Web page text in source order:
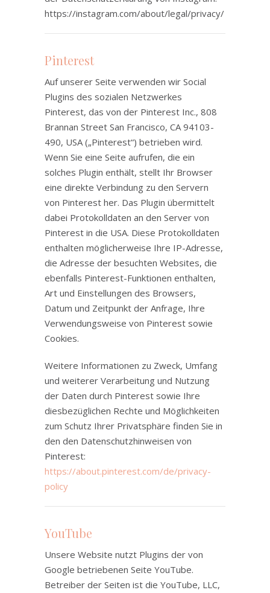
https://instagram.com/about/legal/privacy/
Pinterest
Auf unserer Seite verwenden wir Social
Plugins des sozialen Netzwerkes
Pinterest, das von der Pinterest Inc., 808
Brannan Street San Francisco, CA 94103-
490, USA („Pinterest“) betrieben wird.
Wenn Sie eine Seite aufrufen, die ein
solches Plugin enthält, stellt Ihr Browser
eine direkte Verbindung zu den Servern
von Pinterest her. Das Plugin übermittelt
dabei Protokolldaten an den Server von
Pinterest in die USA. Diese Protokolldaten
enthalten möglicherweise Ihre IP-Adresse,
die Adresse der besuchten Websites, die
ebenfalls Pinterest-Funktionen enthalten,
Art und Einstellungen des Browsers,
Datum und Zeitpunkt der Anfrage, Ihre
Verwendungsweise von Pinterest sowie
Cookies.
Weitere Informationen zu Zweck, Umfang
und weiterer Verarbeitung und Nutzung
der Daten durch Pinterest sowie Ihre
diesbezüglichen Rechte und Möglichkeiten
zum Schutz Ihrer Privatsphäre finden Sie in
den den Datenschutzhinweisen von
Pinterest:
https://about.pinterest.com/de/privacy-
policy
YouTube
Unsere Website nutzt Plugins der von
Google betriebenen Seite YouTube.
Betreiber der Seiten ist die YouTube, LLC,